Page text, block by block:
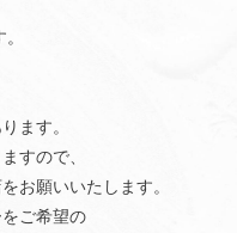
ます。
すので、
お願いいたします。
ご希望の